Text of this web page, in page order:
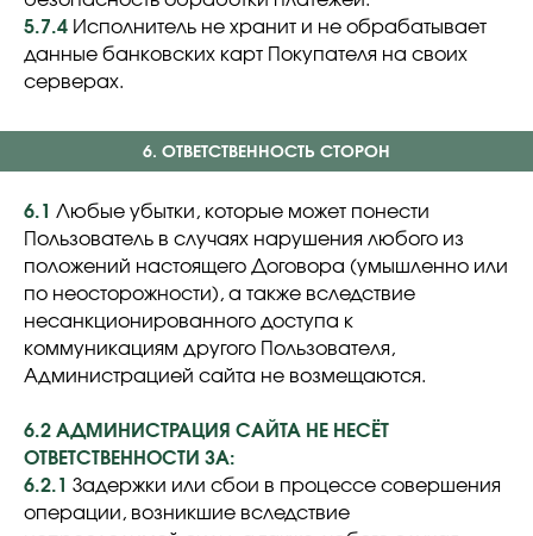
5.7.4 Исполнитель не хранит и не обрабатывает
данные банковских карт Покупателя на своих
серверах.
6. ОТВЕТСТВЕННОСТЬ СТОРОН
6.1 Любые убытки, которые может понести
Пользователь в случаях нарушения любого из
положений настоящего Договора (умышленно или
по неосторожности), а также вследствие
несанкционированного доступа к
коммуникациям другого Пользователя,
Администрацией сайта не возмещаются.
6.2 АДМИНИСТРАЦИЯ САЙТА НЕ НЕСЁТ
ОТВЕТСТВЕННОСТИ ЗА:
6.2.1 Задержки или сбои в процессе совершения
операции, возникшие вследствие